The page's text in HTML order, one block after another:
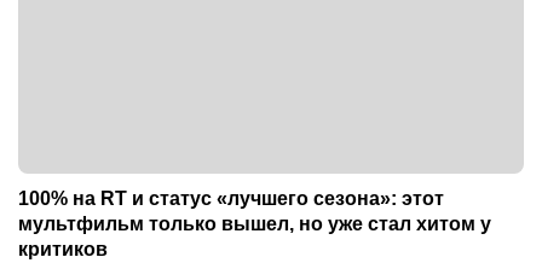
100% на RT и статус «лучшего сезона»: этот
мультфильм только вышел, но уже стал хитом у
критиков